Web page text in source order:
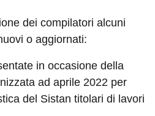
dei compilatori alcuni
o aggiornati:
in occasione della
ad aprile 2022 per
del Sistan titolari di lavori